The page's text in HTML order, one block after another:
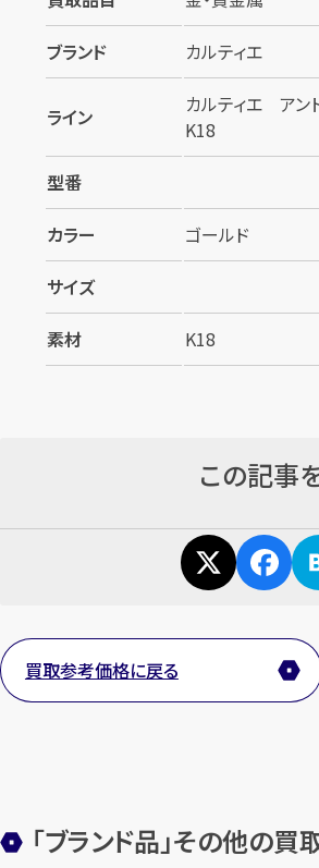
カンタン無料
最短1分！今すぐ査定金額
まずはお電話で無料
【総合受付】24時間・年
ブランド
カルティエ
ライン
カルティエ アン
K18
型番
カラー
ゴールド
サイズ
素材
K18
この記事
買取参考価格に戻る
「ブランド品」その他の